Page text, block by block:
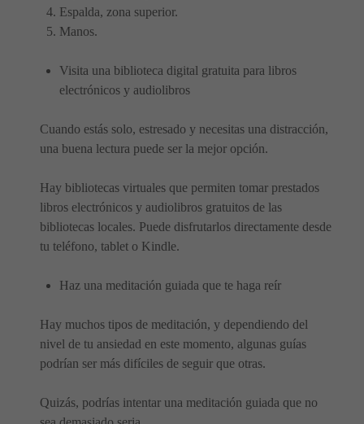
Espalda, zona superior.
Manos.
Visita una biblioteca digital gratuita para libros
electrónicos y audiolibros
Cuando estás solo, estresado y necesitas una distracción,
una buena lectura puede ser la mejor opción.
Hay bibliotecas virtuales que permiten tomar prestados
libros electrónicos y audiolibros gratuitos de las
bibliotecas locales. Puede disfrutarlos directamente desde
tu teléfono, tablet o Kindle.
Haz una meditación guiada que te haga reír
Hay muchos tipos de meditación, y dependiendo del
nivel de tu ansiedad en este momento, algunas guías
podrían ser más difíciles de seguir que otras.
Quizás, podrías intentar una meditación guiada que no